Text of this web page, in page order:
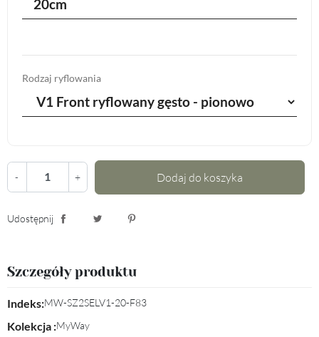
20cm
Rodzaj ryflowania
- + Dodaj do koszyka
Udostępnij
Szczegóły produktu
Indeks:MW-SZ2SELV1-20-F83
Kolekcja :MyWay